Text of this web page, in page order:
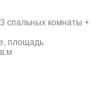
спальных комнаты +
площадь